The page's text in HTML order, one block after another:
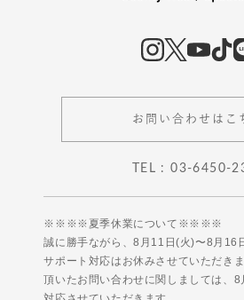
お問い合わせはこ
TEL : 03-6450-
※※※※夏季休業について※※※※
誠に勝手ながら、8月11日(火)〜8月16
サポート対応はお休みさせていただきま
頂いたお問い合わせに関しましては、